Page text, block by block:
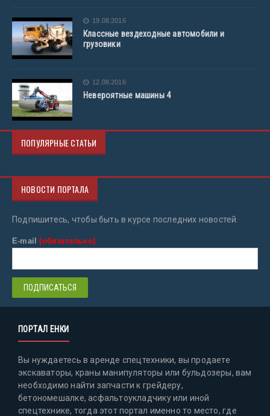
19.08.2016
Классные вездеходные автомобили и
грузовики
12.08.2016
Невероятные машины 4
ПОПУЛЯРНЫЕ СТАТЬИ
НОВОСТИ ПОРТАЛА
Подпишитесь, чтобы быть в курсе последних новостей.
E-mail(обязательно)
ПОРТАЛ ЕНКИ
Вы нуждаетесь в аренде спецтехники, вы продаете
экскаваторы, краны манипуляторы или бульдозеры, вам
необходимо найти запчасти к грейдеру,
бетономешалке, асфальтоукладчику или иной
спецтехнике, тогда этот портал именно то место, где